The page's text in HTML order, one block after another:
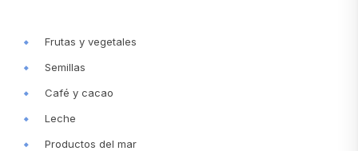
Frutas y vegetales
Semillas
Café y cacao
Leche
Productos del mar